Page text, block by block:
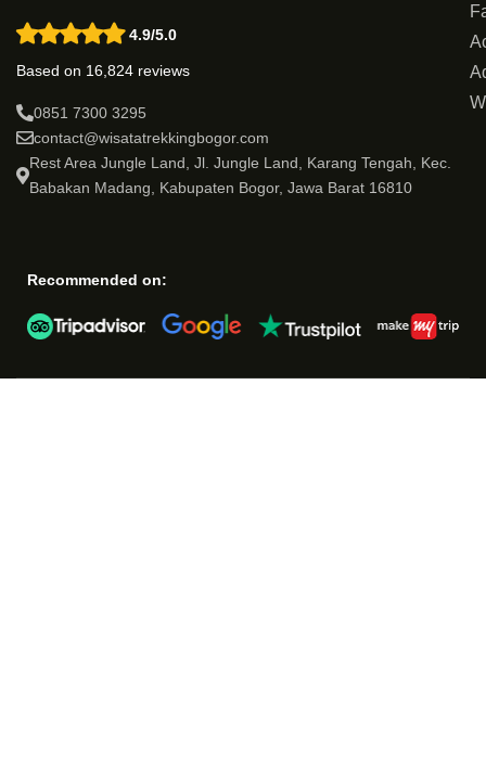
4.9/5.0
Based on 16,824 reviews
0851 7300 3295
contact@wisatatrekkingbogor.com
Rest Area Jungle Land, Jl. Jungle Land, Karang Tengah, Kec.
Babakan Madang, Kabupaten Bogor, Jawa Barat 16810
Recommended on: